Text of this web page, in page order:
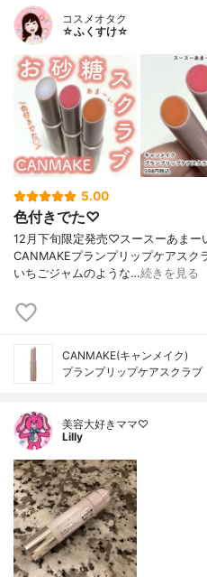
コスメオタク
☆ふくすけ☆
5.00
色付きでた♡
12月下旬限定発売♡スースーあまー
CANMAKEプランプリップケアス
いちごジャムのような…続きを見る
CANMAKE(キャンメイク)
プランプリップケアスクラブ
美容大好きママ♡
Lilly